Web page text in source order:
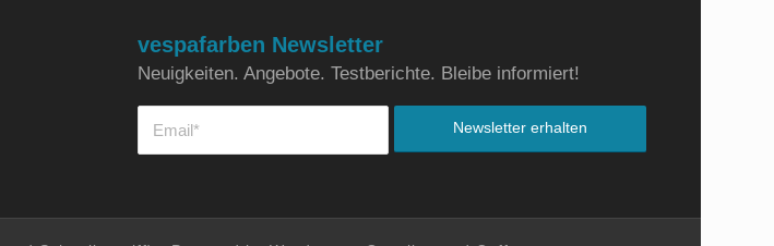
vespafarben Newsletter
Neuigkeiten. Angebote. Testberichte. Bleibe informiert!